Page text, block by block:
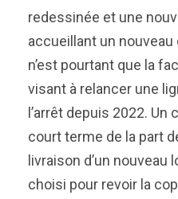
redessinée et une
accueillant un
n’est pourtant que la
visant à relancer une
l’arrêt depuis 2022.
court terme de la part
livraison d’un
choisi pour revoir la